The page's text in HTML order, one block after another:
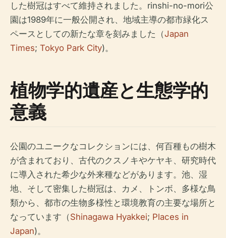
した樹冠はすべて維持されました。rinshi-no-mori公
園は1989年に一般公開され、地域主導の都市緑化ス
ペースとしての新たな章を刻みました（Japan
Times; Tokyo Park City)。
植物学的遺産と生態学的
意義
公園のユニークなコレクションには、何百種もの樹木
が含まれており、古代のクスノキやケヤキ、研究時代
に導入された希少な外来種などがあります。池、湿
地、そして密集した樹冠は、カメ、トンボ、多様な鳥
類から、都市の生物多様性と環境教育の主要な場所と
なっています（Shinagawa Hyakkei; Places in
Japan)。